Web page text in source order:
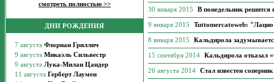
смотреть полностью >>
ДНИ РОЖДЕНИЯ
30 января 2015 В понедельник решится
9 января 2015 Tuttomercatoweb:
8 января 2015 Кальдирола
15 сентября 2014 Кальдирола отказал
26 августа 2014 Стал известен